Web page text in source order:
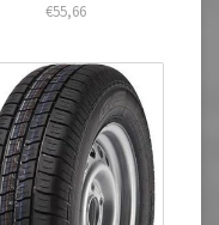
€55,66